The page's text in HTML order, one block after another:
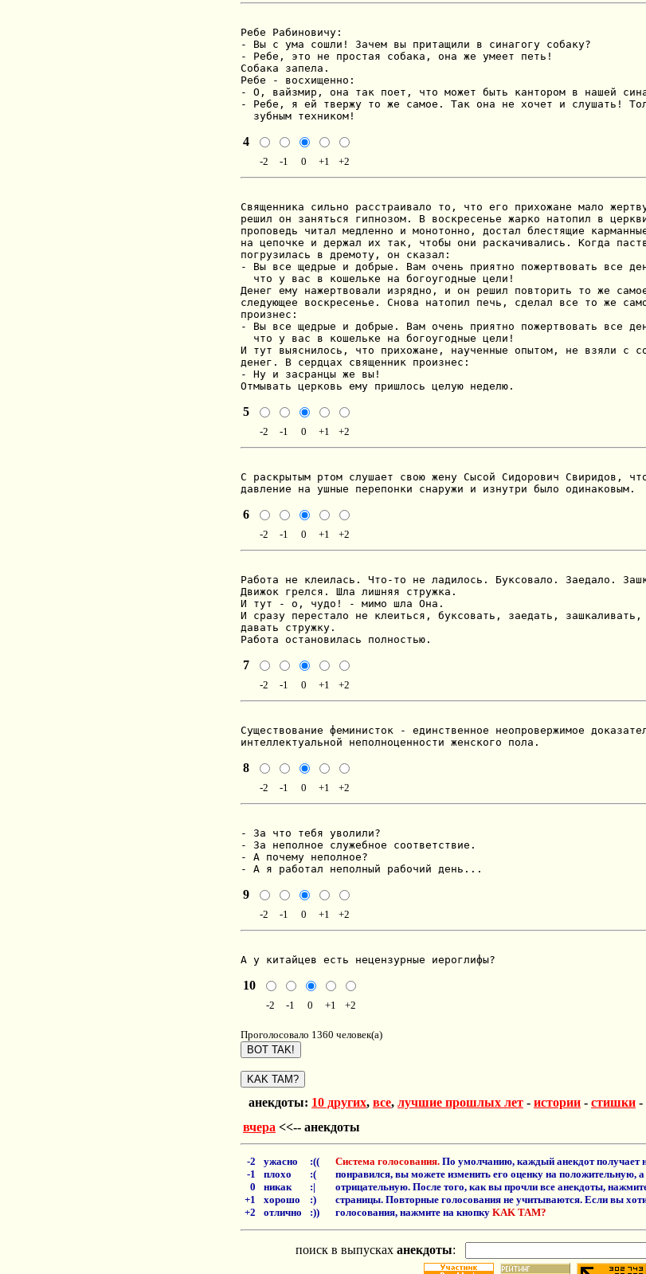
Ребе Рабиновичу:
- Вы с ума сошли! Зачем вы притащили в синагогу собаку?
- Ребе, это не простая собака, она же умеет петь!
Собака запела.
Ребе - восхищенно:
- О, вайзмир, она так поет, что может быть кантором в нашей
- Ребе, я ей твержу то же самое. Так она не хочет и слушать!
  зубным техником!
4
-2 -1 0 +1 +2
Священника сильно расстраивало то, что его прихожане мало
решил он заняться гипнозом. В воскресенье жарко натопил в
проповедь читал медленно и монотонно, достал блестящие
на цепочке и держал их так, чтобы они раскачивались. Когда
погрузилась в дремоту, он сказал:
- Вы все щедрые и добрые. Вам очень приятно пожертвовать все
  что у вас в кошельке на богоугодные цели!
Денег ему нажертвовали изрядно, и он решил повторить то же
следующее воскресенье. Снова натопил печь, сделал все то же
произнес:
- Вы все щедрые и добрые. Вам очень приятно пожертвовать все
  что у вас в кошельке на богоугодные цели!
И тут выяснилось, что прихожане, наученные опытом, не взяли с
денег. В сердцах священник произнес:
- Ну и засранцы же вы!
Отмывать церковь ему пришлось целую неделю.
5
-2 -1 0 +1 +2
С раскрытым ртом слушает свою жену Сысой Сидорович Свиридов,
давление на ушные перепонки снаружи и изнутри было одинаковым.
6
-2 -1 0 +1 +2
Работа не клеилась. Что-то не ладилось. Буксовало. Заедало.
Движок грелся. Шла лишняя стружка.
И тут - о, чудо! - мимо шла Она.
И сразу перестало не клеиться, буксовать, заедать, зашкаливать,
давать стружку.
Работа остановилась полностью.
7
-2 -1 0 +1 +2
Существование феминисток - единственное неопровержимое
интеллектуальной неполноценности женского пола.
8
-2 -1 0 +1 +2
- За что тебя уволили?
- За неполное служебное соответствие.
- А почему неполное?
- А я работал неполный рабочий день...
9
-2 -1 0 +1 +2
А у китайцев есть нецензурные иероглифы?
10
-2 -1 0 +1 +2
Проголосовало 1360 человек(а)
анекдоты: 10 других, все, лучшие прошлых лет - истории - стишки -
вчера <<-- анекдоты
-2
-1
0
+1
+2
ужасно
плохо
никак
хорошо
отлично
:((
:(
:|
:)
:))
Система голосования. По умолчанию, каждый анекдот получает
понравился, вы можете изменить его оценку на положительную, а
отрицательную. После того, как вы прочли все анекдоты,
страницы. Повторные голосования не учитываются. Если вы
голосования, нажмите на кнопку KAK TAM?
поиск в выпусках анекдоты: